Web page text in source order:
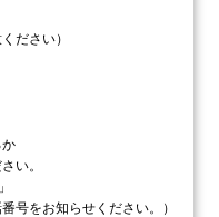
ださい）
い。
をお知らせください。）